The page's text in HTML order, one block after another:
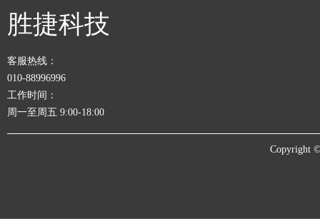
胜捷科技
客服热线：
010-88996996
工作时间：
周一至周五 9:00-18:00
Copyright